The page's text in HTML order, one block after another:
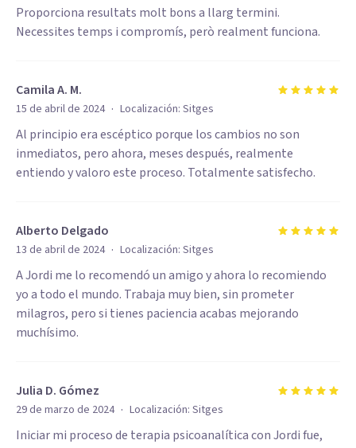
Proporciona resultats molt bons a llarg termini.
Necessites temps i compromís, però realment funciona.
Camila A. M.
15 de abril de 2024 · Localización: Sitges
Al principio era escéptico porque los cambios no son
inmediatos, pero ahora, meses después, realmente
entiendo y valoro este proceso. Totalmente satisfecho.
Alberto Delgado
13 de abril de 2024 · Localización: Sitges
A Jordi me lo recomendó un amigo y ahora lo recomiendo
yo a todo el mundo. Trabaja muy bien, sin prometer
milagros, pero si tienes paciencia acabas mejorando
muchísimo.
Julia D. Gómez
29 de marzo de 2024 · Localización: Sitges
Iniciar mi proceso de terapia psicoanalítica con Jordi fue,